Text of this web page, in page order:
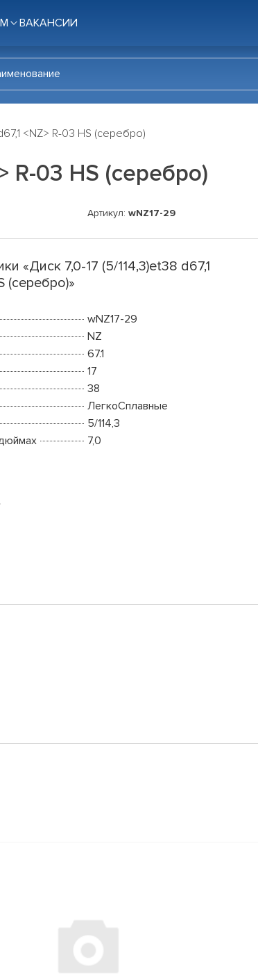
ВАКАНСИИ
<NZ> R-03 HS (серебро)
R-03 HS (серебро)
Артикул: wNZ17-29
«Диск 7,0-17 (5/114,3)et38 d67,1
(серебро)»
wNZ17-29
NZ
67.1
17
38
ЛегкоСплавные
5/114,3
7,0